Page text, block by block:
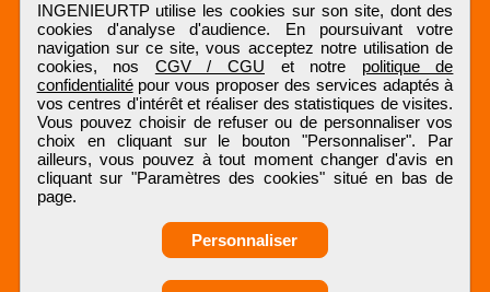
INGENIEURTP utilise les cookies sur son site, dont des
cookies d'analyse d'audience. En poursuivant votre
navigation sur ce site, vous acceptez notre utilisation de
cookies, nos CGV / CGU et notre politique de
confidentialitépour vous proposer des services adaptés à
vos centres d'intérêt et réaliser des statistiques de visites.
Vous pouvez choisir de refuser ou de personnaliser vos
choix en cliquant sur le bouton "Personnaliser". Par
ailleurs, vous pouvez à tout moment changer d'avis en
cliquant sur "Paramètres des cookies" situé en bas de
page.
Personnaliser